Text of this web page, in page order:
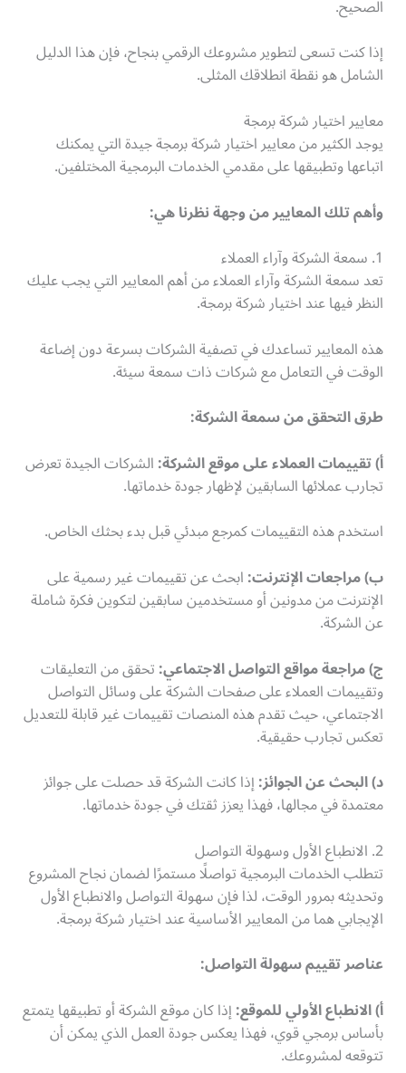
الصحيح.
إذا كنت تسعى لتطوير مشروعك الرقمي بنجاح، فإن هذا الدليل
الشامل هو نقطة انطلاقك المثلى.
معايير اختيار شركة برمجة
يوجد الكثير من معايير اختيار شركة برمجة جيدة التي يمكنك
اتباعها وتطبيقها على مقدمي الخدمات البرمجية المختلفين.
وأهم تلك المعايير من وجهة نظرنا هي:
1. سمعة الشركة وآراء العملاء
تعد سمعة الشركة وآراء العملاء من أهم المعايير التي يجب عليك
النظر فيها عند اختيار شركة برمجة.
هذه المعايير تساعدك في تصفية الشركات بسرعة دون إضاعة
الوقت في التعامل مع شركات ذات سمعة سيئة.
طرق التحقق من سمعة الشركة:
أ) تقييمات العملاء على موقع الشركة:الشركات الجيدة تعرض
تجارب عملائها السابقين لإظهار جودة خدماتها.
استخدم هذه التقييمات كمرجع مبدئي قبل بدء بحثك الخاص.
ب) مراجعات الإنترنت:ابحث عن تقييمات غير رسمية على
الإنترنت من مدونين أو مستخدمين سابقين لتكوين فكرة شاملة
عن الشركة.
ج) مراجعة مواقع التواصل الاجتماعي:تحقق من التعليقات
وتقييمات العملاء على صفحات الشركة على وسائل التواصل
الاجتماعي، حيث تقدم هذه المنصات تقييمات غير قابلة للتعديل
تعكس تجارب حقيقية.
د) البحث عن الجوائز:إذا كانت الشركة قد حصلت على جوائز
معتمدة في مجالها، فهذا يعزز ثقتك في جودة خدماتها.
2. الانطباع الأول وسهولة التواصل
تتطلب الخدمات البرمجية تواصلًا مستمرًا لضمان نجاح المشروع
وتحديثه بمرور الوقت، لذا فإن سهولة التواصل والانطباع الأول
الإيجابي هما من المعايير الأساسية عند اختيار شركة برمجة.
عناصر تقييم سهولة التواصل:
أ) الانطباع الأولي للموقع:إذا كان موقع الشركة أو تطبيقها يتمتع
بأساس برمجي قوي، فهذا يعكس جودة العمل الذي يمكن أن
تتوقعه لمشروعك.